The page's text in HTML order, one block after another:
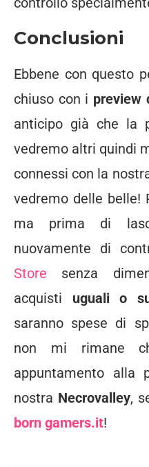
Conclusioni
Ebbene con questo
chiuso con i preview
anticipo già che la
vedremo altri quindi
connessi con la
vedremo delle belle!
ma prima di
nuovamente di
Store
senza
acquisti uguali o
saranno spese di
non mi rimane
appuntamento alla
nostra Necrovalley,
born gamers.it!